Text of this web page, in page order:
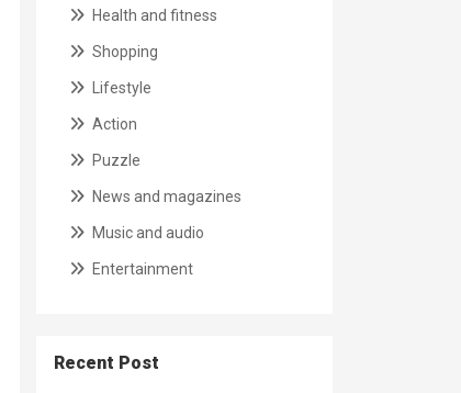
Health and fitness
Shopping
Lifestyle
Action
Puzzle
News and magazines
Music and audio
Entertainment
Recent Post